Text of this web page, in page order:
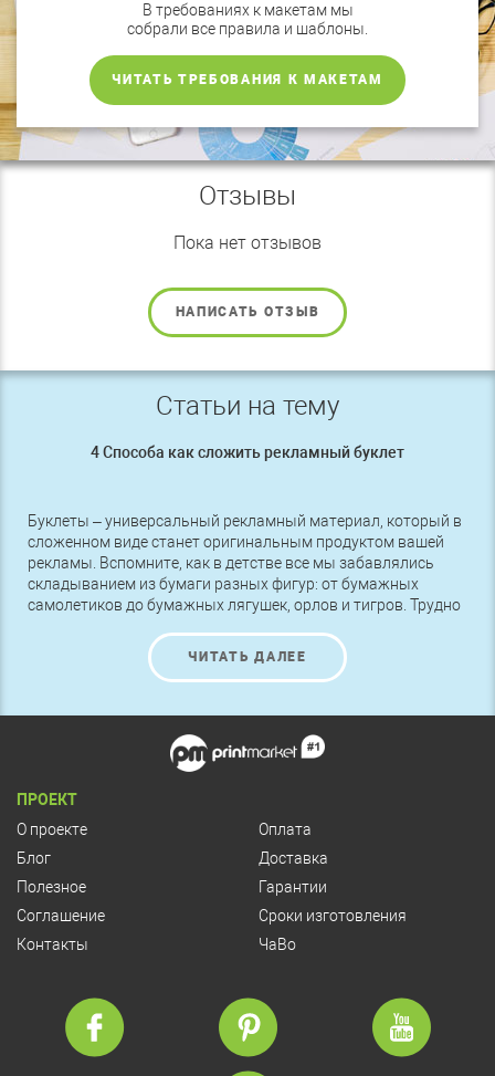
В требованиях к макетам мы
собрали все правила и шаблоны.
ЧИТАТЬ ТРЕБОВАНИЯ К МАКЕТАМ
Отзывы
Пока нет отзывов
НАПИСАТЬ ОТЗЫВ
Статьи на тему
4 Способа как сложить рекламный буклет
Буклеты – универсальный рекламный материал, который в
сложенном виде станет оригинальным продуктом вашей
рекламы. Вспомните, как в детстве все мы забавлялись
складыванием из бумаги разных фигур: от бумажных
самолетиков до бумажных лягушек, орлов и тигров. Трудно
листов бумаги. А великое японское искусство – оригами.
Развиваясь в течение тысячелетий, оно превратилось в
ЧИТАТЬ ДАЛЕЕ
ПРОЕКТ
О проекте
Блог
Полезное
Соглашение
Контакты
Оплата
Доставка
Гарантии
Сроки изготовления
ЧаВо